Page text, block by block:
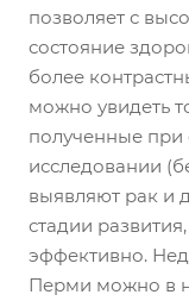
позволяет с
состояние
более
можно увидеть
полученные
исследовании
выявляют рак и
стадии
эффективно.
Перми можно в